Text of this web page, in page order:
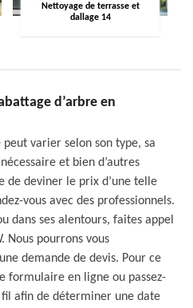
Nettoyage de terrasse et
dallage 14
d’arbre en
peut varier selon son type, sa
et bien d’autres
de deviner le prix d’une telle
vous avec des professionnels.
dans ses alentours, faites appel
Nous pourrons vous
demande de devis. Pour ce
formulaire en ligne ou passez-
afin de déterminer une date